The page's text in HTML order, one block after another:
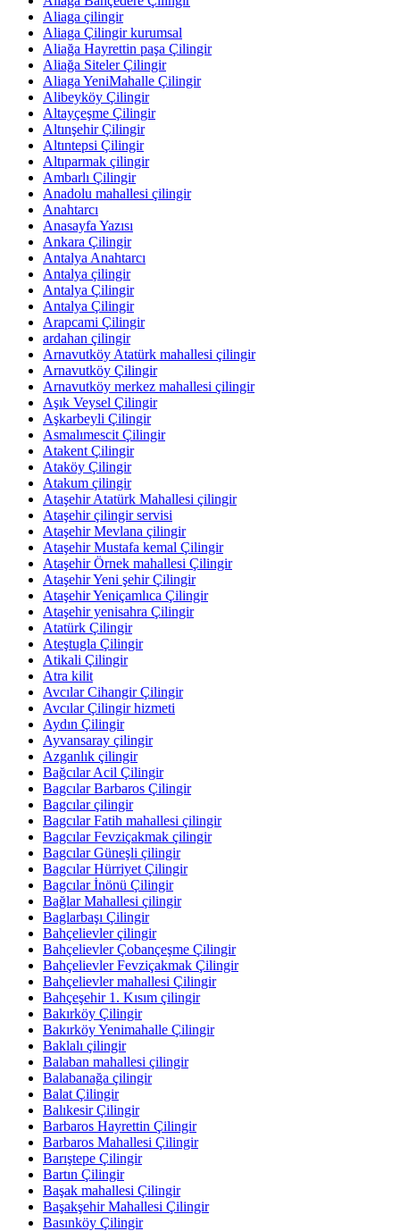
Aliaga çilingir
Aliaga Çilingir kurumsal
Aliağa Hayrettin paşa Çilingir
Aliağa Siteler Çilingir
Aliaga YeniMahalle Çilingir
Alibeyköy Çilingir
Altayçeşme Çilingir
Altınşehir Çilingir
Altıntepsi Çilingir
Altıparmak çilingir
Ambarlı Çilingir
Anadolu mahallesi çilingir
Anahtarcı
Anasayfa Yazısı
Ankara Çilingir
Antalya Anahtarcı
Antalya çilingir
Antalya Çilingir
Antalya Çilingir
Arapcami Çilingir
ardahan çilingir
Arnavutköy Atatürk mahallesi çilingir
Arnavutköy Çilingir
Arnavutköy merkez mahallesi çilingir
Aşık Veysel Çilingir
Aşkarbeyli Çilingir
Asmalımescit Çilingir
Atakent Çilingir
Ataköy Çilingir
Atakum çilingir
Ataşehir Atatürk Mahallesi çilingir
Ataşehir çilingir servisi
Ataşehir Mevlana çilingir
Ataşehir Mustafa kemal Çilingir
Ataşehir Örnek mahallesi Çilingir
Ataşehir Yeni şehir Çilingir
Ataşehir Yeniçamlıca Çilingir
Ataşehir yenisahra Çilingir
Atatürk Çilingir
Ateştugla Çilingir
Atikali Çilingir
Atra kilit
Avcılar Cihangir Çilingir
Avcılar Çilingir hizmeti
Aydın Çilingir
Ayvansaray çilingir
Azganlık çilingir
Bağcılar Acil Çilingir
Bagcılar Barbaros Çilingir
Bagcılar çilingir
Bagcılar Fatih mahallesi çilingir
Bagcılar Fevziçakmak çilingir
Bagcılar Güneşli çilingir
Bagcılar Hürriyet Çilingir
Bagcılar İnönü Çilingir
Bağlar Mahallesi çilingir
Baglarbaşı Çilingir
Bahçelievler çilingir
Bahçelievler Çobançeşme Çilingir
Bahçelievler Fevziçakmak Çilingir
Bahçelievler mahallesi Çilingir
Bahçeşehir 1. Kısım çilingir
Bakırköy Çilingir
Bakırköy Yenimahalle Çilingir
Baklalı çilingir
Balaban mahallesi çilingir
Balabanağa çilingir
Balat Çilingir
Balıkesir Çilingir
Barbaros Hayrettin Çilingir
Barbaros Mahallesi Çilingir
Barıştepe Çilingir
Bartın Çilingir
Başak mahallesi Çilingir
Başakşehir Mahallesi Çilingir
Basınköy Çilingir